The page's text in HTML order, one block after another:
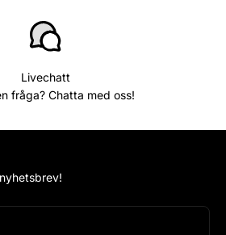
Livechatt
fråga? Chatta med oss!